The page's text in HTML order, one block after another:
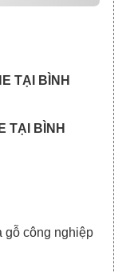
TẠI BÌNH
TẠI BÌNH
gỗ công nghiệp